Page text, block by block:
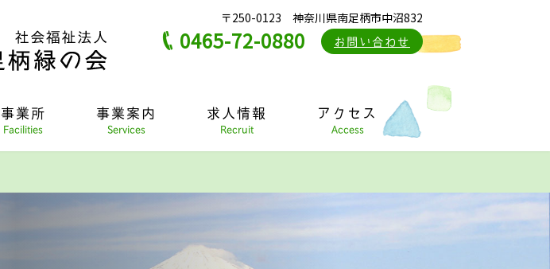
〒250-0123 神奈川県南足柄市中沼832
0465-72-0880 お問い合わせ
事業所
Facilities
事業案内
Services
求人情報
Recruit
アクセス
Access